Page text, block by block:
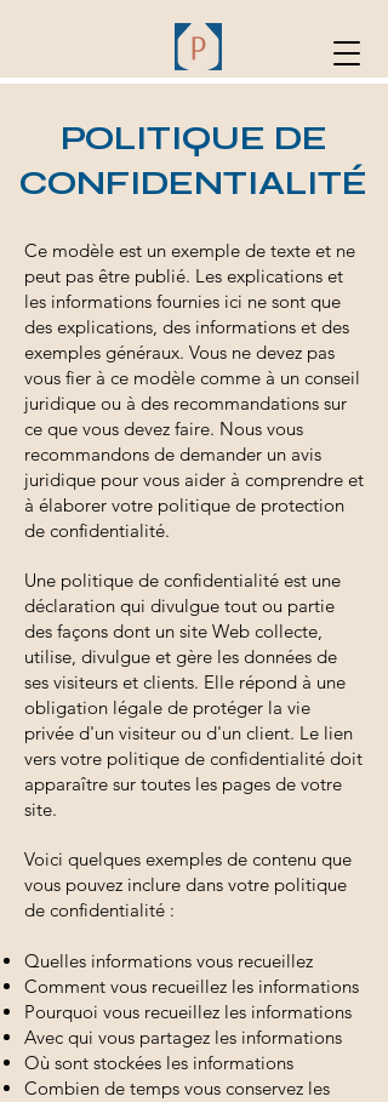
POLITIQUE DE
CONFIDENTIALITÉ
Ce modèle est un exemple de texte et ne
peut pas être publié. Les explications et
les informations fournies ici ne sont que
des explications, des informations et des
exemples généraux. Vous ne devez pas
vous fier à ce modèle comme à un conseil
juridique ou à des recommandations sur
ce que vous devez faire. Nous vous
recommandons de demander un avis
juridique pour vous aider à comprendre et
à élaborer votre politique de protection
de confidentialité.
Une politique de confidentialité est une
déclaration qui divulgue tout ou partie
des façons dont un site Web collecte,
utilise, divulgue et gère les données de
ses visiteurs et clients. Elle répond à une
obligation légale de protéger la vie
privée d'un visiteur ou d'un client. Le lien
vers votre politique de confidentialité doit
apparaître sur toutes les pages de votre
site.
Voici quelques exemples de contenu que
vous pouvez inclure dans votre politique
de confidentialité :
Quelles informations vous recueillez
Comment vous recueillez les informations
Pourquoi vous recueillez les informations
Avec qui vous partagez les informations
Où sont stockées les informations
Combien de temps vous conservez les